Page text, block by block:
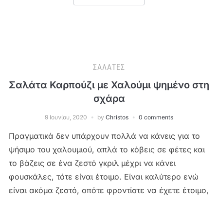
ΣΑΛΆΤΕΣ
Σαλάτα Καρπούζι με Χαλούμι ψημένο στη
σχάρα
9 Ιουνίου, 2020 by Christos 0 comments
Πραγματικά δεν υπάρχουν πολλά να κάνεις για το
ψήσιμο του χαλουμιού, απλά το κόβεις σε φέτες και
το βάζεις σε ένα ζεστό γκριλ μέχρι να κάνει
φουσκάλες, τότε είναι έτοιμο. Είναι καλύτερο ενώ
είναι ακόμα ζεστό, οπότε φροντίστε να έχετε έτοιμο,